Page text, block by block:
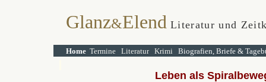
Glanz&Elend Literatur und
Home Termine Literatur Krimi Biografien, Briefe &
Leben als